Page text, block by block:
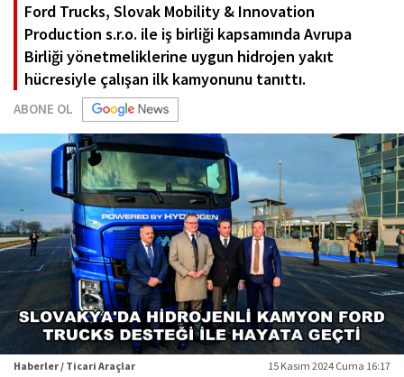
Ford Trucks, Slovak Mobility & Innovation
Production s.r.o. ile iş birliği kapsamında Avrupa
Birliği yönetmeliklerine uygun hidrojen yakıt
hücresiyle çalışan ilk kamyonunu tanıttı.
ABONE OL
Haberler / Ticari Araçlar 15 Kasım 2024 Cuma 16:17